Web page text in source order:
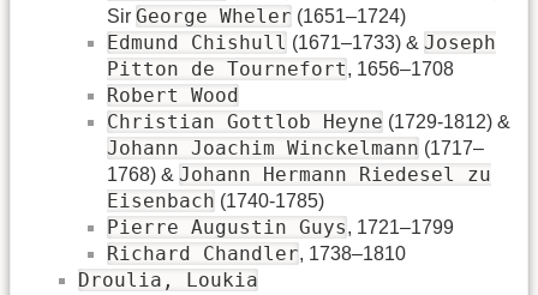
Sir George Wheler (1651–1724)
Edmund Chishull (1671–1733) & Joseph
Pitton de Tournefort, 1656–1708
Robert Wood
Christian Gottlob Heyne (1729-1812) &
Johann Joachim Winckelmann (1717–
1768) & Johann Hermann Riedesel zu
Eisenbach (1740-1785)
Pierre Augustin Guys, 1721–1799
Richard Chandler, 1738–1810
Droulia, Loukia